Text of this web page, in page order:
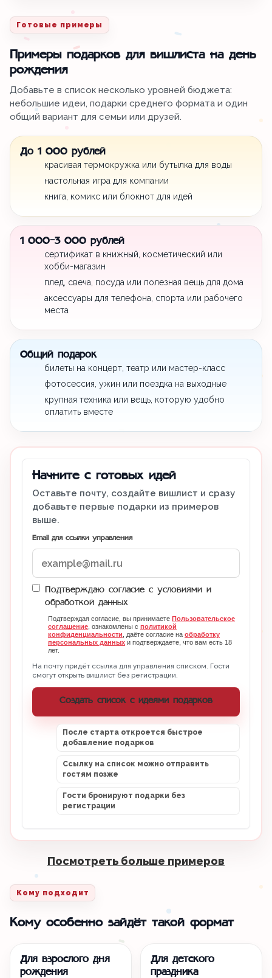
Готовые примеры
Примеры подарков для вишлиста на день
рождения
Добавьте в список несколько уровней бюджета:
небольшие идеи, подарки среднего формата и один
общий вариант для семьи или друзей.
До 1 000 рублей
красивая термокружка или бутылка для воды
настольная игра для компании
книга, комикс или блокнот для идей
1 000-3 000 рублей
сертификат в книжный, косметический или
хобби-магазин
плед, свеча, посуда или полезная вещь для дома
аксессуары для телефона, спорта или рабочего
места
Общий подарок
билеты на концерт, театр или мастер-класс
фотосессия, ужин или поездка на выходные
крупная техника или вещь, которую удобно
оплатить вместе
Начните с готовых идей
Оставьте почту, создайте вишлист и сразу
добавьте первые подарки из примеров
выше.
Email для ссылки управления
Подтверждаю согласие с условиями и
обработкой данных
Подтверждая согласие, вы принимаете Пользовательское
соглашение, ознакомлены с политикой
конфиденциальности, даёте согласие на обработку
персональных данных и подтверждаете, что вам есть 18
лет.
На почту придёт ссылка для управления списком. Гости
смогут открыть вишлист без регистрации.
Создать список с идеями подарков
После старта откроется быстрое
добавление подарков
Ссылку на список можно отправить
гостям позже
Гости бронируют подарки без
регистрации
Посмотреть больше примеров
Кому подходит
Кому особенно зайдёт такой формат
Для взрослого дня
рождения
Для детского
праздника